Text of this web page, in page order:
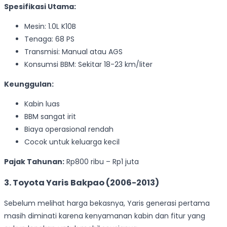
Spesifikasi Utama:
Mesin: 1.0L K10B
Tenaga: 68 PS
Transmisi: Manual atau AGS
Konsumsi BBM: Sekitar 18-23 km/liter
Keunggulan:
Kabin luas
BBM sangat irit
Biaya operasional rendah
Cocok untuk keluarga kecil
Pajak Tahunan: Rp800 ribu – Rp1 juta
3. Toyota Yaris Bakpao (2006-2013)
Sebelum melihat harga bekasnya, Yaris generasi pertama
masih diminati karena kenyamanan kabin dan fitur yang